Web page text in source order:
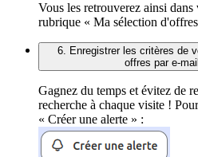
Vous les retrouverez ainsi dans
rubrique « Ma sélection
6. Enregistrer les critères de
offres par e-
Gagnez du temps et évitez de
recherche à chaque visite !
« Créer une alerte » :